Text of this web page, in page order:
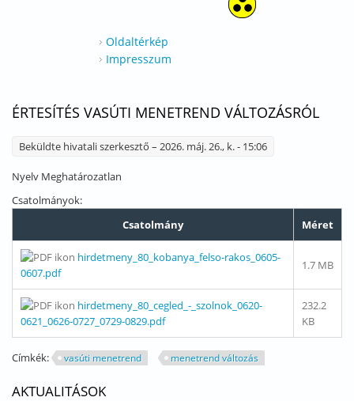
Oldaltérkép
Impresszum
ÉRTESÍTÉS VASÚTI MENETREND VÁLTOZÁSRÓL
Beküldte hivatali szerkesztő – 2026. máj. 26., k. - 15:06
Nyelv Meghatározatlan
Csatolmányok:
Csatolmány
Méret
hirdetmeny_80_kobanya_felso-rakos_0605-
0607.pdf
1.7 MB
hirdetmeny_80_cegled_-_szolnok_0620-
0621_0626-0727_0729-0829.pdf
232.2
KB
Címkék: vasúti menetrend menetrend változás
AKTUALITÁSOK